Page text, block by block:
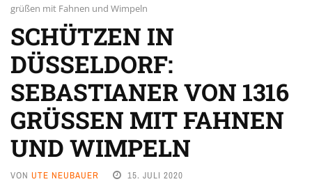
grüßen mit Fahnen und Wimpeln
SCHÜTZEN IN
DÜSSELDORF:
SEBASTIANER VON 1316
GRÜSSEN MIT FAHNEN U
ND WIMPELN
VON UTE NEUBAUER 15. JULI 2020